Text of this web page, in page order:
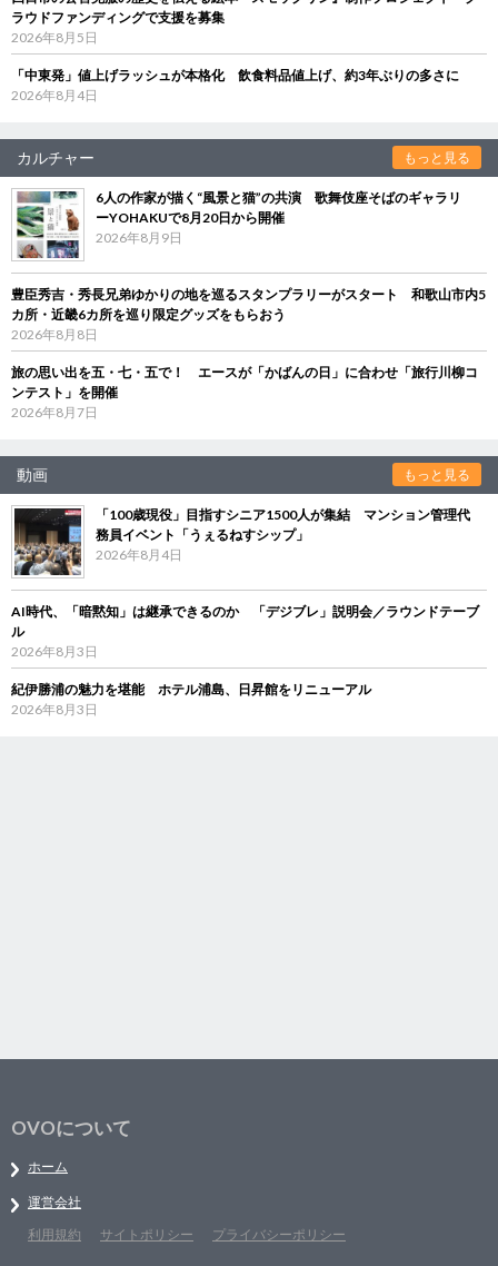
ラウドファンディングで支援を募集
2026年8月5日
「中東発」値上げラッシュが本格化 飲食料品値上げ、約3年ぶりの多さに
2026年8月4日
カルチャー もっと見る
6人の作家が描く“風景と猫”の共演 歌舞伎座そばのギャラリ
ーYOHAKUで8月20日から開催
2026年8月9日
豊臣秀吉・秀長兄弟ゆかりの地を巡るスタンプラリーがスタート 和歌山市内5
カ所・近畿6カ所を巡り限定グッズをもらおう
2026年8月8日
旅の思い出を五・七・五で！ エースが「かばんの日」に合わせ「旅行川柳コ
ンテスト」を開催
2026年8月7日
動画 もっと見る
「100歳現役」目指すシニア1500人が集結 マンション管理代
務員イベント「うぇるねすシップ」
2026年8月4日
AI時代、「暗黙知」は継承できるのか 「デジブレ」説明会／ラウンドテーブ
ル
2026年8月3日
紀伊勝浦の魅力を堪能 ホテル浦島、日昇館をリニューアル
2026年8月3日
OVOについて
ホーム
運営会社
利用規約
サイトポリシー プライバシーポリシー